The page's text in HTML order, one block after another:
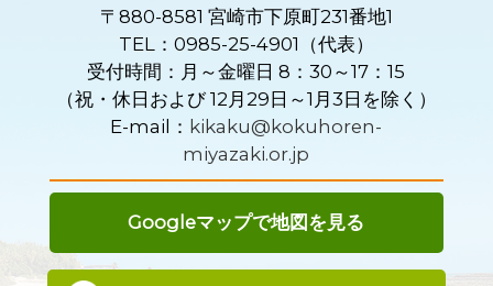
〒880-8581 宮崎市下原町231番地1
TEL：0985-25-4901（代表）
受付時間：月～金曜日 8：30～17：15
（祝・休日および 12月29日～1月3日を除く）
E-mail： kikaku@kokuhoren-
miyazaki.or.jp
Googleマップで地図を見る